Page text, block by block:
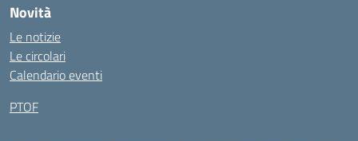
Novità
Le notizie
Le circolari
Calendario eventi
PTOF